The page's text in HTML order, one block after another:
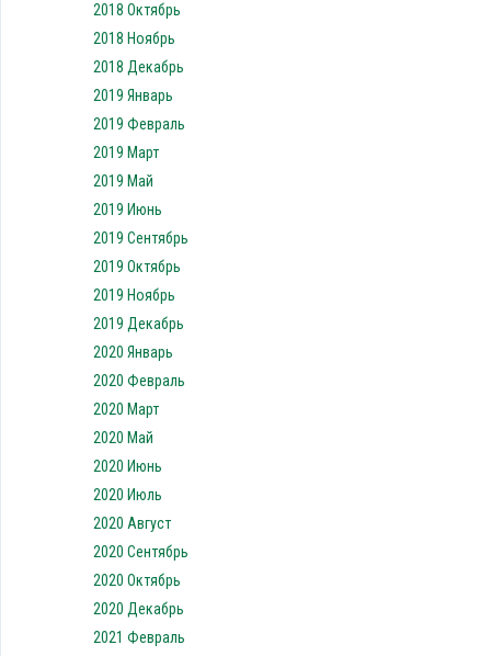
2018 Октябрь
2018 Ноябрь
2018 Декабрь
2019 Январь
2019 Февраль
2019 Март
2019 Май
2019 Июнь
2019 Сентябрь
2019 Октябрь
2019 Ноябрь
2019 Декабрь
2020 Январь
2020 Февраль
2020 Март
2020 Май
2020 Июнь
2020 Июль
2020 Август
2020 Сентябрь
2020 Октябрь
2020 Декабрь
2021 Февраль